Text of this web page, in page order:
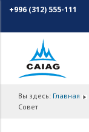
+996 (312) 555-111
Вы здесь: Главная
Совет